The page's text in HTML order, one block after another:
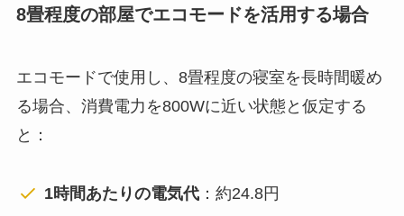
8畳程度の部屋でエコモードを活用する場合
エコモードで使用し、8畳程度の寝室を長時間暖め
る場合、消費電力を800Wに近い状態と仮定する
と：
1時間あたりの電気代 ：約24.8円